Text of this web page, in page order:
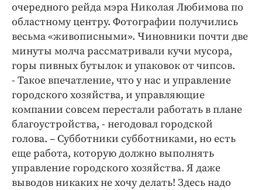
Праздники
Происшествия
Спорт
Экономика и бизнес
ПРОЕКТЫ
Блоги
Издания
Медиаперсона
Интересное чтиво
Клиника года
очередного рейда мэра Николая Любимова по
областному центру. Фотографии получились
весьма «живописными». Чиновники почти две
минуты молча рассматривали кучи мусора,
горы пивных бутылок и упаковок от чипсов.
- Такое впечатление, что у нас и управление
городского хозяйства, и управляющие
компании совсем перестали работать в плане
благоустройства, - негодовал городской
голова. – Субботники субботниками, но есть
еще работа, которую должно выполнять
управление городского хозяйства. Я даже
выводов никаких не хочу делать! Здесь надо